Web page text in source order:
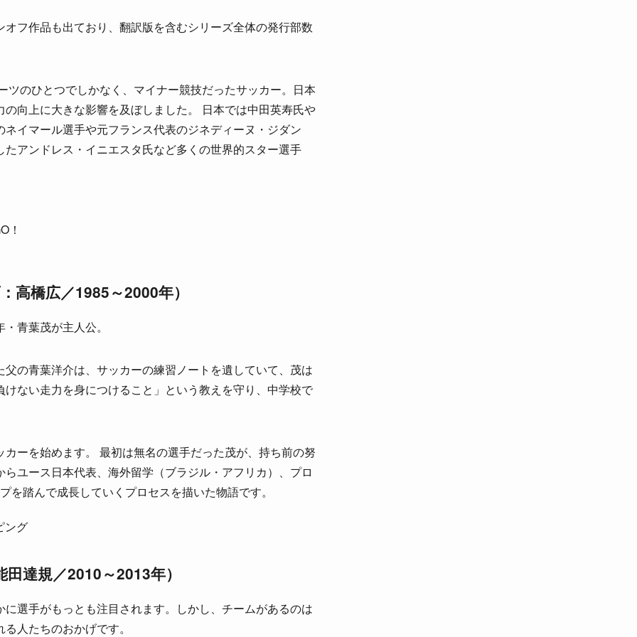
フ作品も出ており、翻訳版を含むシリーズ全体の発行部数
のひとつでしかなく、マイナー競技だったサッカー。日本
向上に大きな影響を及ぼしました。 日本では中田英寿氏や
イマール選手や元フランス代表のジネディーヌ・ジダン
アンドレス・イニエスタ氏など多くの世界的スター選手
！
高橋広／1985～2000年）
青葉茂が主人公。
の青葉洋介は、サッカーの練習ノートを遺していて、茂は
ない走力を身につけること」という教えを守り、中学校で
ーを始めます。 最初は無名の選手だった茂が、持ち前の努
ユース日本代表、海外留学（ブラジル・アフリカ）、プロ
踏んで成長していくプロセスを描いた物語です。
ング
達規／2010～2013年）
選手がもっとも注目されます。しかし、チームがあるのは
人たちのおかげです。